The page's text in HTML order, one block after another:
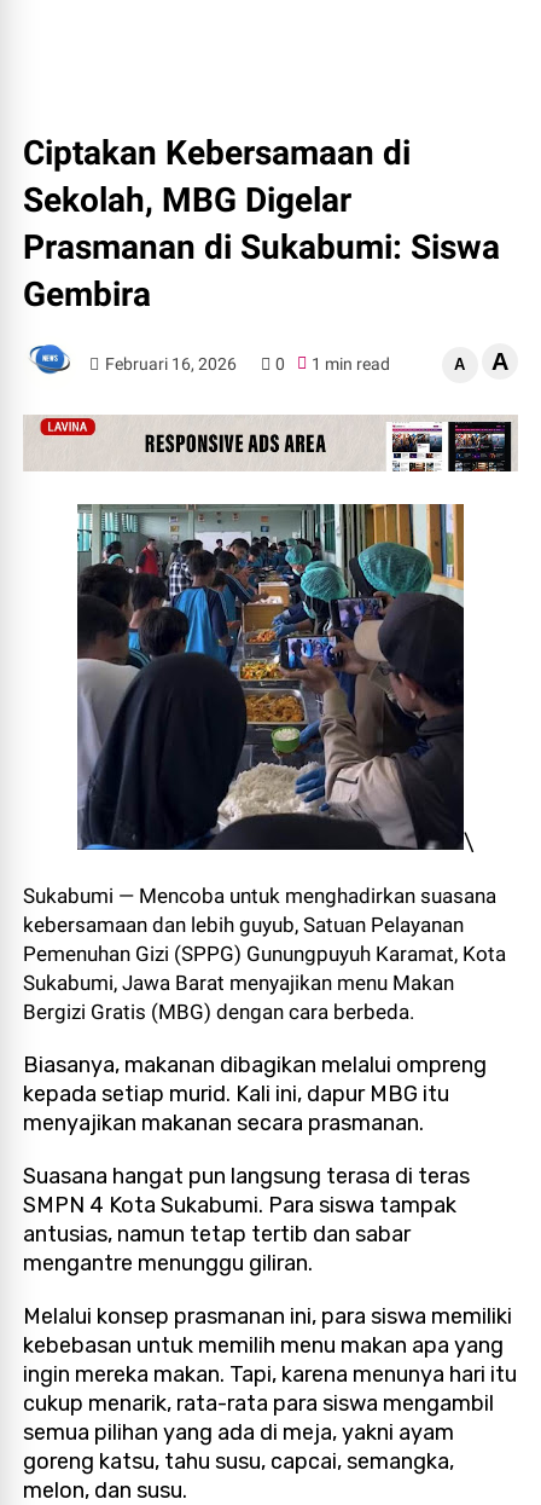
Ciptakan Kebersamaan di
Sekolah, MBG Digelar
Prasmanan di Sukabumi: Siswa
Gembira
Februari 16, 2026 0 1 min read A A
\
Sukabumi — Mencoba untuk menghadirkan suasana
kebersamaan dan lebih guyub, Satuan Pelayanan
Pemenuhan Gizi (SPPG) Gunungpuyuh Karamat, Kota
Sukabumi, Jawa Barat menyajikan menu Makan
Bergizi Gratis (MBG) dengan cara berbeda.
Biasanya, makanan dibagikan melalui ompreng
kepada setiap murid. Kali ini, dapur MBG itu
menyajikan makanan secara prasmanan.
Suasana hangat pun langsung terasa di teras
SMPN 4 Kota Sukabumi. Para siswa tampak
antusias, namun tetap tertib dan sabar
mengantre menunggu giliran.
Melalui konsep prasmanan ini, para siswa memiliki
kebebasan untuk memilih menu makan apa yang
ingin mereka makan. Tapi, karena menunya hari itu
cukup menarik, rata-rata para siswa mengambil
semua pilihan yang ada di meja, yakni ayam
goreng katsu, tahu susu, capcai, semangka,
melon, dan susu.